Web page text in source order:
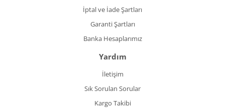
İptal ve İade Şartları
Garanti Şartları
Banka Hesaplarımız
Yardım
İletişim
Sık Sorulan Sorular
Kargo Takibi